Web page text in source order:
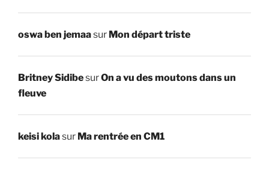
oswa ben jemaasur Mon départ triste
Britney SidibesurOn a vu des moutons dans un
fleuve
keisi kolasur Ma rentrée en CM1